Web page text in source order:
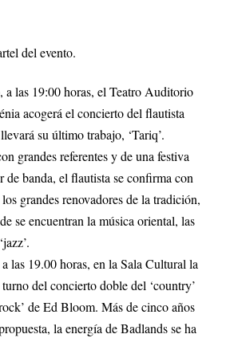
del evento.
a las 19:00 horas, el Teatro Auditorio
acogerá el concierto del flautista
su último trabajo, ‘Tariq’.
grandes referentes y de una festiva
de banda, el flautista se confirma con
grandes renovadores de la tradición,
se encuentran la música oriental, las
las 19.00 horas, en la Sala Cultural la
del concierto doble del ‘country’
de Ed Bloom. Más de cinco años
la energía de Badlands se ha